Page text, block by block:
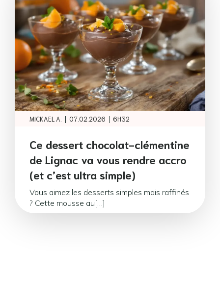
MICKAEL A. | 07.02.2026 | 6H32
Ce dessert chocolat-clémentine
de Lignac va vous rendre accro
(et c’est ultra simple)
Vous aimez les desserts simples mais raffinés
? Cette mousse au[…]